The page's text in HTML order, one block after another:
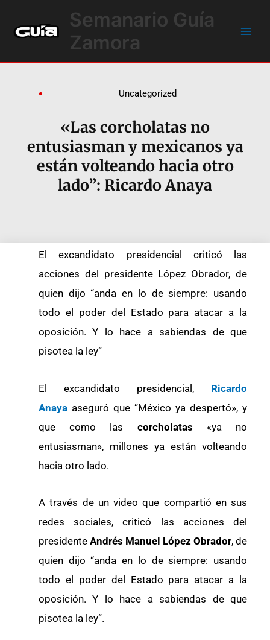
contenido
Semanario Guía
Zamora
Uncategorized
«Las corcholatas no
entusiasman y mexicanos ya
están volteando hacia otro
lado”: Ricardo Anaya
El excandidato presidencial criticó las
acciones del presidente López Obrador, de
quien dijo “anda en lo de siempre: usando
todo el poder del Estado para atacar a la
oposición. Y lo hace a sabiendas de que
pisotea la ley”
El excandidato presidencial, Ricardo
Anaya aseguró que “México ya despertó», y
que como las corcholatas «ya no
entusiasman», millones ya están volteando
hacia otro lado.
A través de un video que compartió en sus
redes sociales, criticó las acciones del
presidente Andrés Manuel López Obrador, de
quien dijo “anda en lo de siempre: usando
todo el poder del Estado para atacar a la
oposición. Y lo hace a sabiendas de que
pisotea la ley”.